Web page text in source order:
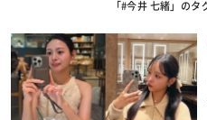
「#今井 七緒」の